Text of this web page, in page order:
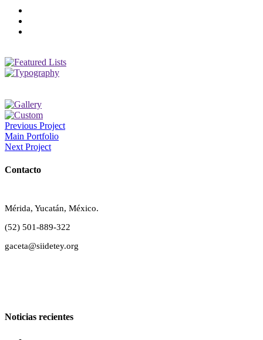
Previous Project
Main Portfolio
Next Project
Contacto
Mérida, Yucatán, México.
(52) 501-889-322
gaceta@siidetey.org
Noticias recientes